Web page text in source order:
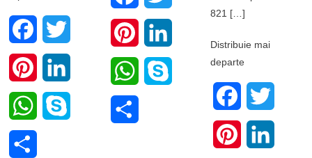
Facebook
Pinterest
WhatsApp
Pinterest
WhatsApp
821 […]
Distribuie mai
departe
Facebook
Pinterest